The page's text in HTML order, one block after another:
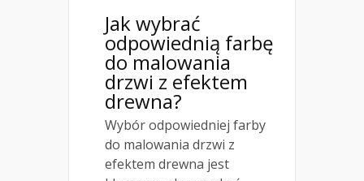
Jak wybrać
odpowiednią farbę
do malowania
drzwi z efektem
drewna?
Wybór odpowiedniej farby
do malowania drzwi z
efektem drewna jest